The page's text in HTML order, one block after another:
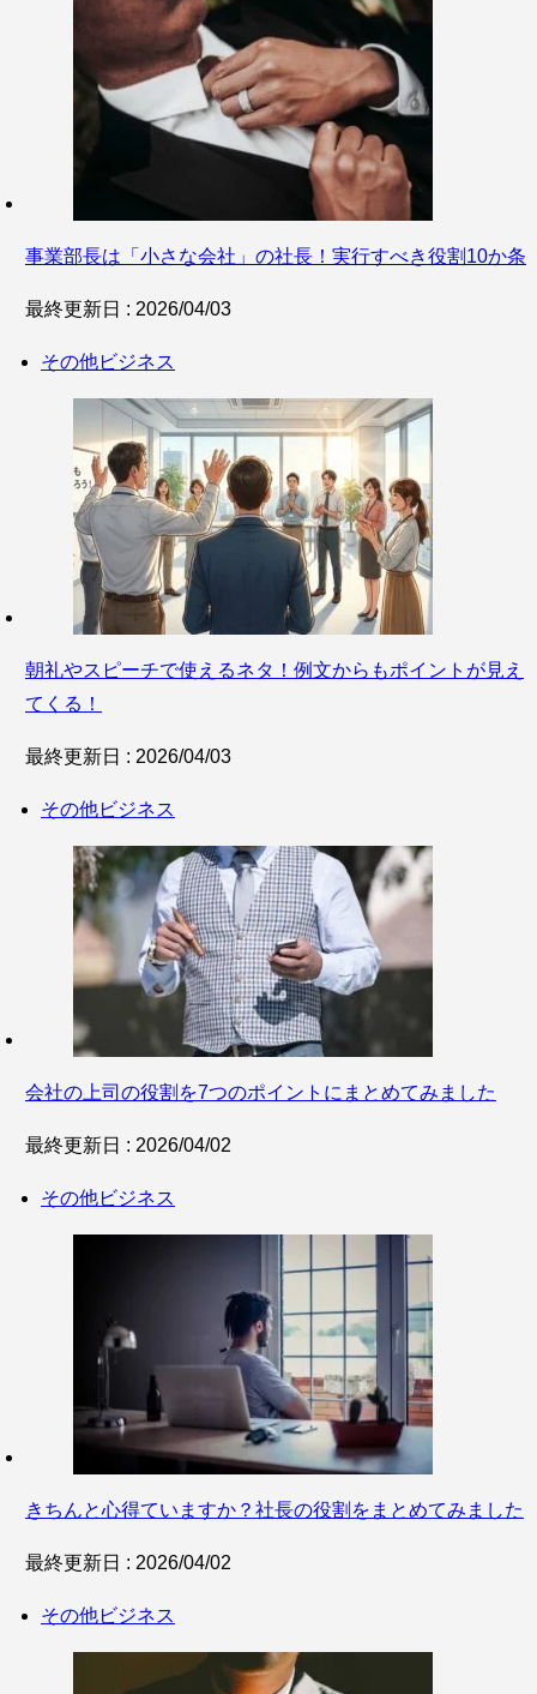
事業部長は「小さな会社」の社長！実行すべき役割10か条
最終更新日 : 2026/04/03
その他ビジネス
朝礼やスピーチで使えるネタ！例文からもポイントが見え
てくる！
最終更新日 : 2026/04/03
その他ビジネス
会社の上司の役割を7つのポイントにまとめてみました
最終更新日 : 2026/04/02
その他ビジネス
きちんと心得ていますか？社長の役割をまとめてみました
最終更新日 : 2026/04/02
その他ビジネス